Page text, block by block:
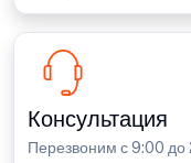
Консультация
Перезвоним с 9:00 до